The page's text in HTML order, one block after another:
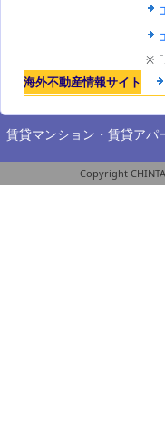
※「
海外不動産情報サイト
賃貸マンション・賃貸アパ
Copyright